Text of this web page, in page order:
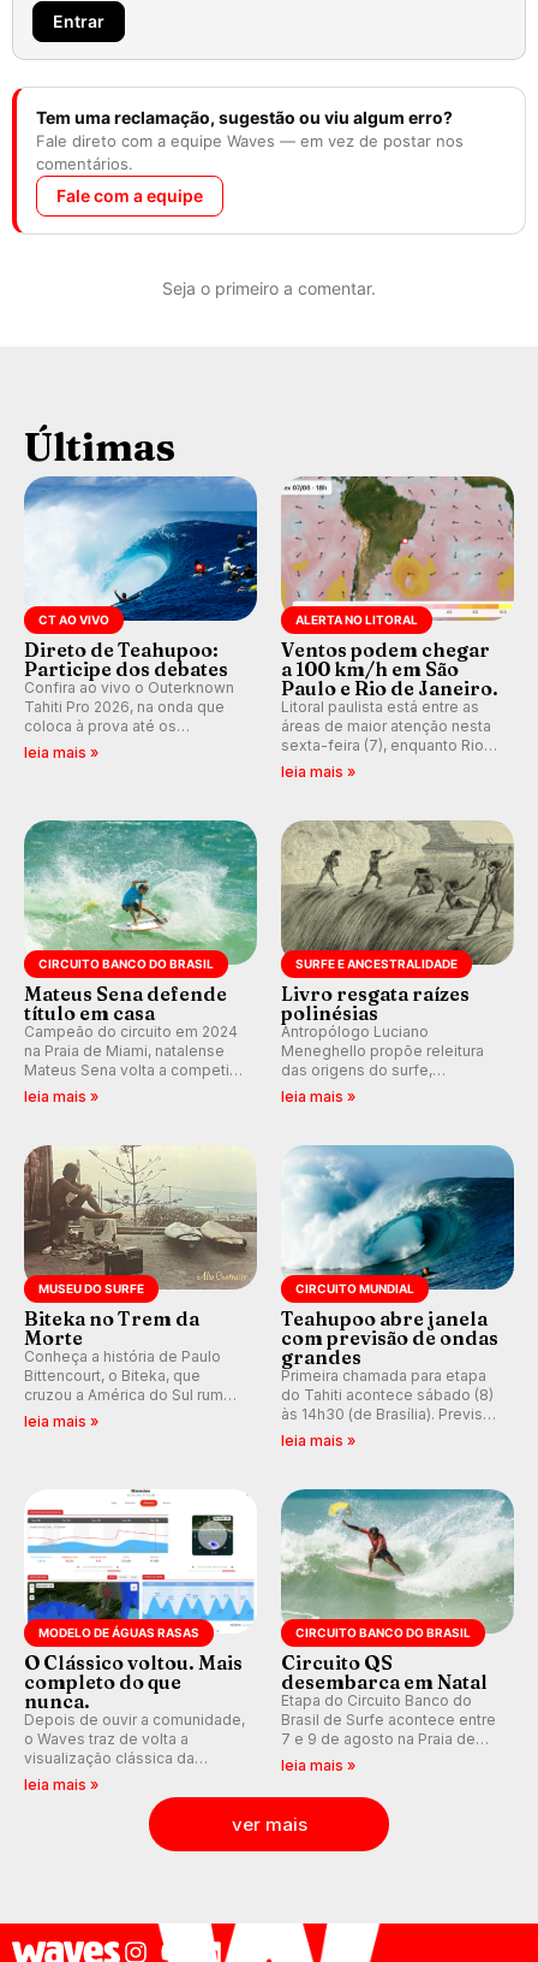
Entrar
Tem uma reclamação, sugestão ou viu algum erro?
Fale direto com a equipe Waves — em vez de postar nos
comentários.
Fale com a equipe
Seja o primeiro a comentar.
Últimas
CT AO VIVO
Direto de Teahupoo:
Participe dos debates
Confira ao vivo o Outerknown
Tahiti Pro 2026, na onda que
coloca à prova até os
melhores surfistas do mundo.
etapas da WSL.
leia mais »
ALERTA NO LITORAL
Ventos podem chegar
a 100 km/h em São
Paulo e Rio de Janeiro.
Litoral paulista está entre as
áreas de maior atenção nesta
sexta-feira (7), enquanto Rio
de Janeiro também recebe
km/h em Itanhaém.
leia mais »
CIRCUITO BANCO DO BRASIL
Mateus Sena defende
título em casa
Campeão do circuito em 2024
na Praia de Miami, natalense
Mateus Sena volta a competir
em casa em busca de manter a
leia mais »
SURFE E ANCESTRALIDADE
Livro resgata raízes
polinésias
Antropólogo Luciano
Meneghello propõe releitura
das origens do surfe,
resgatando a cultura polinésia
prática em esporte e indústria.
leia mais »
MUSEU DO SURFE
Biteka no Trem da
Morte
Conheça a história de Paulo
Bittencourt, o Biteka, que
cruzou a América do Sul rumo
ao Pacífico em uma jornada
leia mais »
CIRCUITO MUNDIAL
Teahupoo abre janela
com previsão de ondas
grandes
Primeira chamada para etapa
do Tahiti acontece sábado (8)
às 14h30 (de Brasília). Previsão
indica swell consistente.
Kelly Slater convidado.
leia mais »
MODELO DE ÁGUAS RASAS
O Clássico voltou. Mais
completo do que
nunca.
Depois de ouvir a comunidade,
o Waves traz de volta a
visualização clássica da
previsão de águas rasas,
agora integrada à nova
plataforma e com previsão das
ondas para até 16 dias.
leia mais »
CIRCUITO BANCO DO BRASIL
Circuito QS
desembarca em Natal
Etapa do Circuito Banco do
Brasil de Surfe acontece entre
7 e 9 de agosto na Praia de
Miami (RN), em disputas
(QS) 4.000 e pela corrida por
vagas no Challenger Series.
leia mais »
ver mais